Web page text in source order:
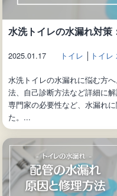
水洗トイレの水漏れ対策
2025.01.17 トイレ │ トイレ
水洗トイレの水漏れに悩む方
法、自己診断方法など詳細に
専門家の必要性など、水漏れ
た。...